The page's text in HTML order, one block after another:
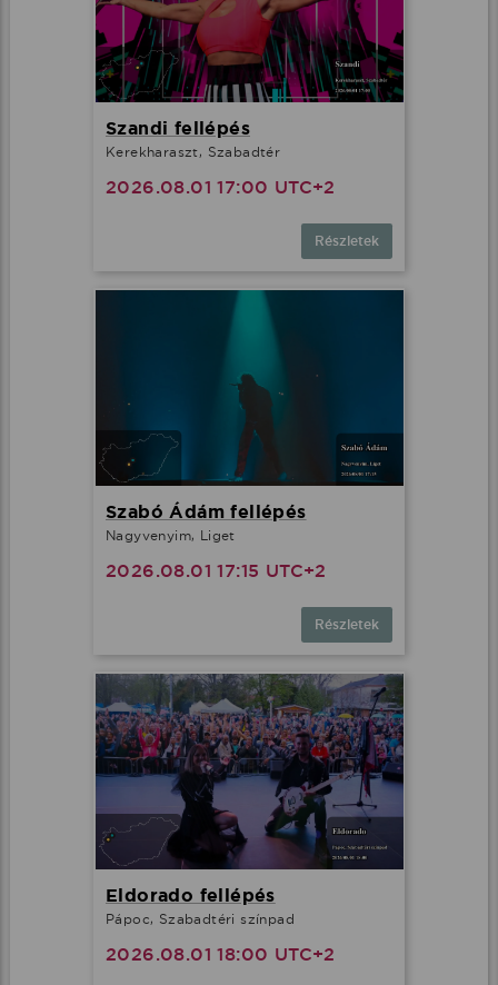
Szandi fellépés
Kerekharaszt, Szabadtér
2026.08.01 17:00 UTC+2
Részletek
Szabó Ádám fellépés
Nagyvenyim, Liget
2026.08.01 17:15 UTC+2
Részletek
Eldorado fellépés
Pápoc, Szabadtéri színpad
2026.08.01 18:00 UTC+2